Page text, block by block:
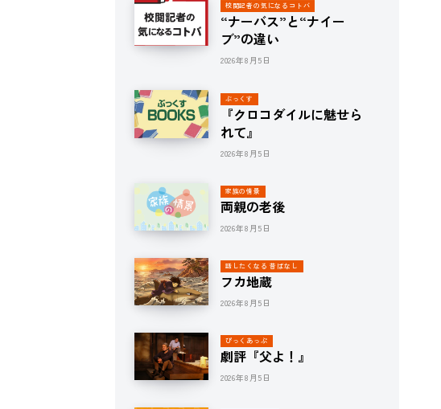
校閲記者の気になるコトバ
“ナーバス”と“ナイー
ブ”の違い
2026年8月5日
ぶっくす
『クロコダイルに魅せら
れて』
2026年8月5日
家族の情景
両親の老後
2026年8月5日
話したくなる 昔ばなし
フカ地蔵
2026年8月5日
ぴっくあっぷ
劇評『父よ！』
2026年8月5日